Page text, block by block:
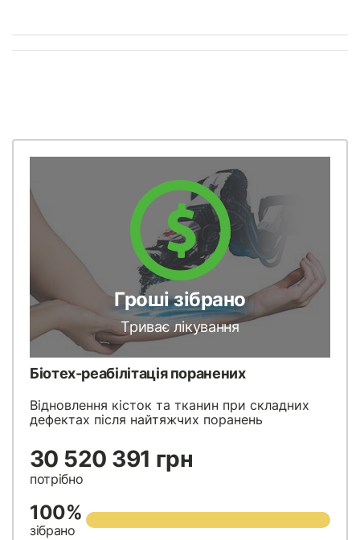
Гроші зібрано
Триває лікування
Біотех-реабілітація поранених
Відновлення кісток та тканин при складних
дефектах після найтяжчих поранень
30 520 391 грн
потрібно
100%
зібрано